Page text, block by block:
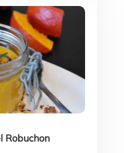
Robuchon